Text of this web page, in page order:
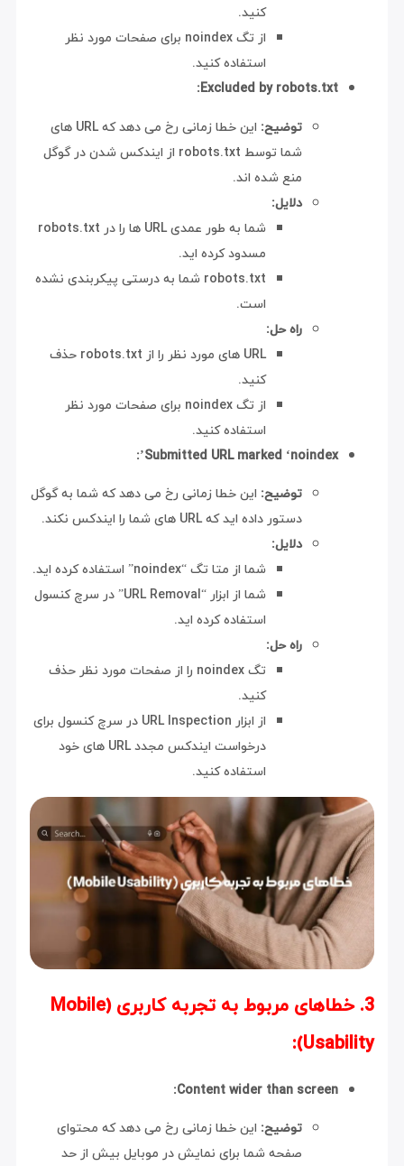
کنید.
از تگ noindex برای صفحات مورد نظر
استفاده کنید.
Excluded by robots.txt:
توضیح:
این خطا زمانی رخ می دهد که URL های
شما توسط robots.txt از ایندکس شدن در گوگل
منع شده اند.
دلایل:
شما به طور عمدی URL ها را در robots.txt
مسدود کرده اید.
robots.txt شما به درستی پیکربندی نشده
است.
راه حل:
URL های مورد نظر را از robots.txt حذف
کنید.
از تگ noindex برای صفحات مورد نظر
استفاده کنید.
Submitted URL marked ‘noindex’:
توضیح: این خطا زمانی رخ می دهد که شما به گوگل
دستور داده اید که URL های شما را ایندکس نکند.
دلایل:
شما از متا تگ “noindex” استفاده کرده اید.
شما از ابزار “URL Removal” در سرچ کنسول
استفاده کرده اید.
راه حل:
تگ noindex را از صفحات مورد نظر حذف
کنید.
از ابزار URL Inspection در سرچ کنسول برای
درخواست ایندکس مجدد URL های خود
استفاده کنید.
3. خطاهای مربوط به تجربه کاربری (Mobile
Usability):
Content wider than screen:
توضیح: این خطا زمانی رخ می دهد که محتوای
صفحه شما برای نمایش در موبایل بیش از حد